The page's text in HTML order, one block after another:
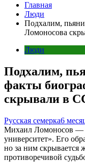
Главная
Люди
Подхалим,
Ломоносова
Люди
Подхалим,
факты
скрывали в
Русская семерка6
Михаил Ломоносов —
университет». Его
но за ним скрывается
противоречивой